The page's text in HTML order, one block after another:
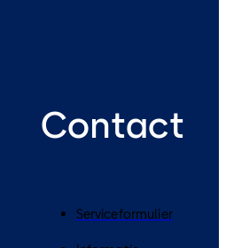
Contact
Serviceformulier